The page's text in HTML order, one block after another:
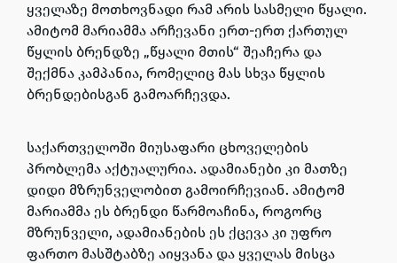
ყველაზე მოთხოვნადი რამ არის სასმელი წყალი.
ამიტომ მარიამმა არჩევანი ერთ-ერთ ქართულ
წყლის ბრენდზე „წყალი მთის“ შეაჩერა და
შექმნა კამპანია, რომელიც მას სხვა წყლის
ბრენდებისგან გამოარჩევდა.
საქართველოში მიუსაფარი ცხოველების
პრობლემა აქტუალურია. ადამიანები კი მათზე
დიდი მზრუნველობით გამოირჩევიან. ამიტომ
მარიამმა ეს ბრენდი წარმოაჩინა, როგორც
მზრუნველი, ადამიანების ეს ქცევა კი უფრო
ფართო მასშტაბზე აიყვანა და ყველას მისცა